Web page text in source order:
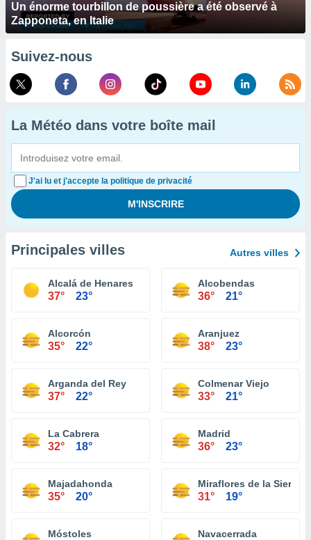
Un énorme tourbillon de poussière a été observé à
Zapponeta, en Italie
Suivez-nous
La Météo dans votre boîte mail
J'ai lu et j'accepte la politique de privacité
Principales villes Autres villes
Alcalá de Henares
37° 23°
Alcobendas
36° 21°
Alcorcón
35° 22°
Aranjuez
38° 23°
Arganda del Rey
37° 22°
Colmenar Viejo
33° 21°
La Cabrera
32° 18°
Madrid
36° 23°
Majadahonda
35° 20°
Miraflores de la Sierra
31° 19°
Móstoles Navacerrada